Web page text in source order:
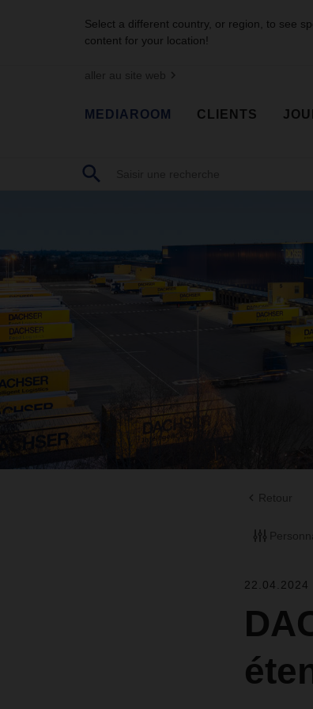
Select a different country, or region, to see
content for your location!
aller au site web
MEDIAROOM CLIENTS
Retour
22.04.2024